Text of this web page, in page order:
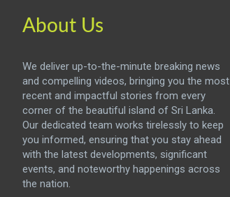
About Us
We deliver up-to-the-minute breaking news
and compelling videos, bringing you the most
recent and impactful stories from every
corner of the beautiful island of Sri Lanka.
Our dedicated team works tirelessly to keep
you informed, ensuring that you stay ahead
with the latest developments, significant
events, and noteworthy happenings across
the nation.